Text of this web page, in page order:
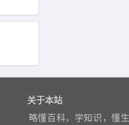
关于本站
略懂百科，学知识，懂